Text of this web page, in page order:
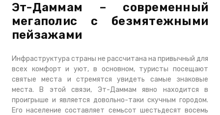
Эт-Даммам – современный
мегаполис с безмятежными
пейзажами
Инфраструктура страны не рассчитана на привычный для
всех комфорт и уют, в основном, туристы посещают
святые места и стремятся увидеть самые знаковые
места. В этой связи, Эт-Даммам явно находится в
проигрыше и является довольно-таки скучным городом.
Его население составляет семьсот шестьдесят восемь